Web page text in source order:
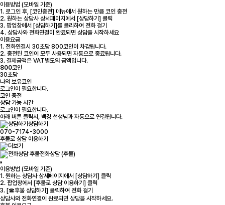
이용방법 (모바일 기준)
1. 로그인 후, [코인충전] 메뉴에서 원하는 만큼 코인 충전
2. 원하는 상담사 상세페이지에서 [상담하기] 클릭
3. 팝업창에서 [상담하기]를 클리하여 전화 걸기
4. 상담사와 전화연결이 완료되면 상담을 시작하세요
이용요금
1. 전화연결시 30초당 800코인이 차감됩니다.
2. 충전된 코인이 모두 사용되면 자동으로 종료됩니다.
3. 결제금액은 VAT별도의 금액입니다.
800코인
30초당
나의 보유코인
로그인이 필요합니다.
코인 충전
상담 가능 시간
로그인이 필요합니다.
아래 버튼 클릭시, 백경 선생님과 자동으로 연결됩니다.
상담하기
070-7174-3000
후불로 상담 이용하기
전화상담 (후불)
이용방법 (모바일 기준)
1. 원하는 상담사 상세페이지에서 [상담하기] 클릭
2. 팝업창에서 [후불로 상담 이용하기] 클릭
3. [☎후불 상담하기] 클릭하여 전화 걸기
상담사와 전화연결이 완료되면 상담을 시작하세요.